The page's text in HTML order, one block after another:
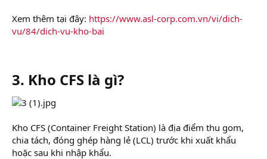
Xem thêm tại đây: https://www.asl-corp.com.vn/vi/dich-
vu/84/dich-vu-kho-bai
3. Kho CFS là gì?​
Kho CFS (Container Freight Station) là địa điểm thu gom,
chia tách, đóng ghép hàng lẻ (LCL) trước khi xuất khẩu
hoặc sau khi nhập khẩu.